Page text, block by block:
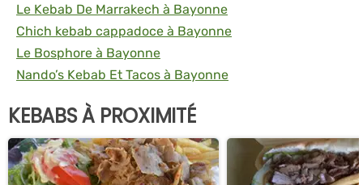
Le Kebab De Marrakech à Bayonne
Chich kebab cappadoce à Bayonne
Le Bosphore à Bayonne
Nando’s Kebab Et Tacos à Bayonne
KEBABS À PROXIMITÉ